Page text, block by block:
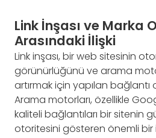
Link İnşası ve Marka
Arasındaki İlişki
Link inşası, bir web sitesinin
görünürlüğünü ve arama
artırmak için yapılan
Arama motorları, özellikle
kaliteli bağlantıları bir sitenin
otoritesini gösteren önemli bir